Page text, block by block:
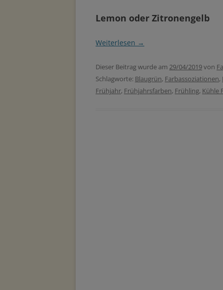
Lemon oder Zitronengelb
Weiterlesen →
Dieser Beitrag wurde am 29/04/2019von
Schlagworte: Blaugrün, Farbassoziationen,
Frühjahr, Frühjahrsfarben, Frühling, Kühle